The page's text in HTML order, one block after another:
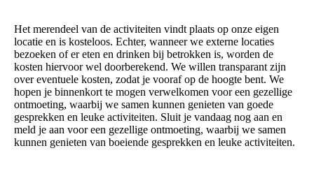
Het merendeel van de activiteiten vindt plaats op onze eigen
locatie en is kosteloos. Echter, wanneer we externe locaties
bezoeken of er eten en drinken bij betrokken is, worden de
kosten hiervoor wel doorberekend. We willen transparant zijn
over eventuele kosten, zodat je vooraf op de hoogte bent. We
hopen je binnenkort te mogen verwelkomen voor een gezellige
ontmoeting, waarbij we samen kunnen genieten van goede
gesprekken en leuke activiteiten. Sluit je vandaag nog aan en
meld je aan voor een gezellige ontmoeting, waarbij we samen
kunnen genieten van boeiende gesprekken en leuke activiteiten.